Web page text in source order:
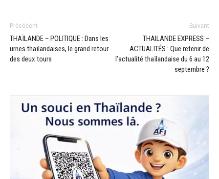
Précédent
THAÏLANDE – POLITIQUE : Dans les
urnes thaïlandaises, le grand retour
des deux tours
Suivant
THAILANDE EXPRESS –
ACTUALITÉS : Que retenir de
l’actualité thaïlandaise du 6 au 12
septembre ?